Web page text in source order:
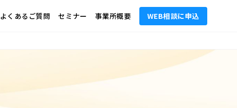
よくあるご質問 セミナー 事業所概要 WEB相談に申込